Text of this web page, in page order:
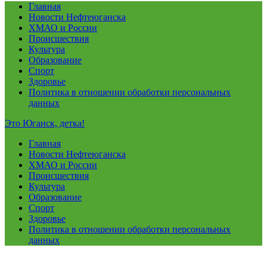
Главная
Новости Нефтеюганска
ХМАО и России
Происшествия
Культура
Образование
Спорт
Здоровье
Политика в отношении обработки персональных
данных
Это Юганск, детка!
Главная
Новости Нефтеюганска
ХМАО и России
Происшествия
Культура
Образование
Спорт
Здоровье
Политика в отношении обработки персональных
данных